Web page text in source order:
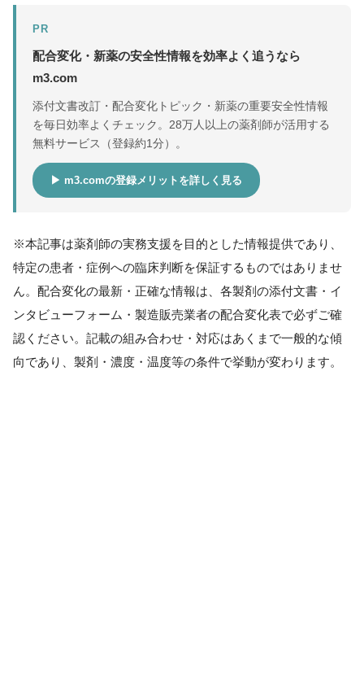
PR
配合変化・新薬の安全性情報を効率よく追うなら
m3.com
添付文書改訂・配合変化トピック・新薬の重要安全性情報
を毎日効率よくチェック。28万人以上の薬剤師が活用する
無料サービス（登録約1分）。
▶ m3.comの登録メリットを詳しく見る
※本記事は薬剤師の実務支援を目的とした情報提供であり、
特定の患者・症例への臨床判断を保証するものではありませ
ん。配合変化の最新・正確な情報は、各製剤の添付文書・イ
ンタビューフォーム・製造販売業者の配合変化表で必ずご確
認ください。記載の組み合わせ・対応はあくまで一般的な傾
向であり、製剤・濃度・温度等の条件で挙動が変わります。